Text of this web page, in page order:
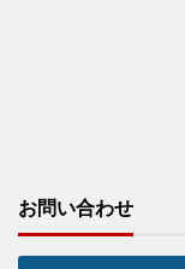
お問い合わせ